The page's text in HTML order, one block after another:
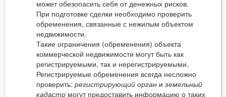
может обезопасить себя от денежных рисков.
При подготовке сделки необходимо проверить
обременения, связанные с нежилым объектом
недвижимости.
Такие ограничения (обременения) объекта
коммерческой недвижимости могут быть как
регистрируемыми, так и нерегистрируемыми.
Регистрируемые обременения всегда несложно
проверить:регистрирующий орган иземельный
кадастр могут предоставить информацию о таких